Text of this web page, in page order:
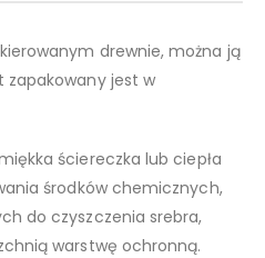
drewnie, można ją
zapakowany jest w
ściereczka lub ciepła
środków chemicznych,
do czyszczenia srebra,
warstwę ochronną.